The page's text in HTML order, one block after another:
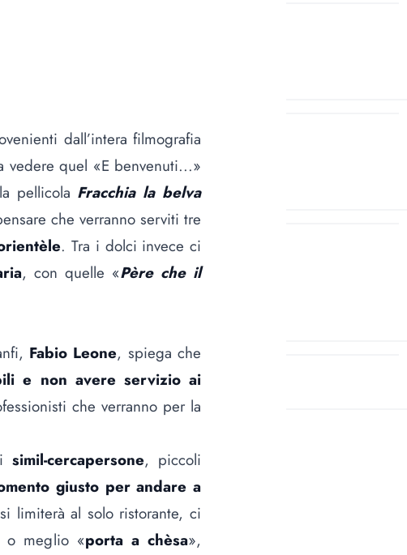
dall’intera filmografia
vedere quel «E benvenuti...»
pellicola Fracchia la belva
che verranno serviti tre
. Tra i dolci invece ci
, con quelle «Père che il
Fabio Leone, spiega che
e non avere servizio ai
che verranno per la
simil-cercapersone, piccoli
giusto per andare a
limiterà al solo ristorante, ci
o meglio «porta a chèsa»,